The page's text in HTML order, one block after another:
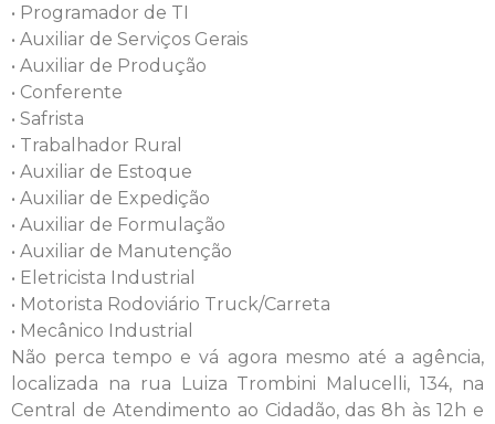
• Programador de TI
• Auxiliar de Serviços Gerais
• Auxiliar de Produção
• Conferente
• Safrista
• Trabalhador Rural
• Auxiliar de Estoque
• Auxiliar de Expedição
• Auxiliar de Formulação
• Auxiliar de Manutenção
• Eletricista Industrial
• Motorista Rodoviário Truck/Carreta
• Mecânico Industrial
Não perca tempo e vá agora mesmo até a agência,
localizada na rua Luiza Trombini Malucelli, 134, na
Central de Atendimento ao Cidadão, das 8h às 12h e